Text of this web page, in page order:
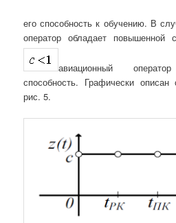
его способность к обучению. В
оператор обладает повышенной
авиационный
способность. Графически
рис. 5.